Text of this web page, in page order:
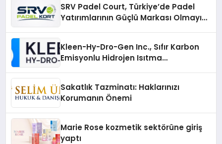
SRV Padel Court, Türkiye’de Padel
Yatırımlarının Güçlü Markası Olmayı
Kleen-Hy-Dro-Gen Inc., Sıfır Karbon
Emisyonlu Hidrojen Isıtma
Sakatlık Tazminatı: Haklarınızı
Korumanın Önemi
Marie Rose kozmetik sektörüne giriş
yaptı